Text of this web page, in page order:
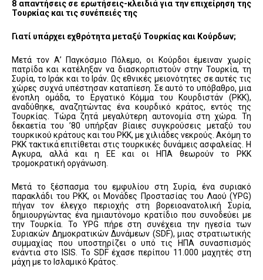
8 απαντήσεις σε ερωτήσεις-κλειδιά για την επιχείρηση της
Τουρκίας και τις συνέπειές της
Γιατί υπάρχει εχθρότητα μεταξύ Τουρκίας και Κούρδων;
Μετά τον Α’ Παγκόσμιο Πόλεμο, οι Κούρδοι έμειναν χωρίς
πατρίδα και κατέληξαν να διασκορπιστούν στην Τουρκία, τη
Συρία, το Ιράκ και το Ιράν. Ως εθνικές μειονότητες σε αυτές τις
χώρες συχνά υπέστησαν καταπίεση. Σε αυτό το υπόβαθρο, μια
ένοπλη ομάδα, το Εργατικό Κόμμα του Κουρδιστάν (PKK),
αναδύθηκε, αναζητώντας ένα κουρδικό κράτος, εντός της
Τουρκίας. Τώρα ζητά μεγαλύτερη αυτονομία στη χώρα. Τη
δεκαετία του ’80 υπήρξαν βίαιες συγκρούσεις μεταξύ του
τουρκικού κράτους και του PKK, με χιλιάδες νεκρούς. Ακόμη το
PKK τακτικά επιτίθεται στις τουρκικές δυνάμεις ασφαλείας. Η
Αγκυρα, αλλά και η ΕΕ και οι ΗΠΑ θεωρούν το PKK
τρομοκρατική οργάνωση.
Μετά το ξέσπασμα του εμφυλίου στη Συρία, ένα συριακό
παρακλάδι του PKK, οι Μονάδες Προστασίας του Λαού (YPG)
πήγαν τον έλεγχο περιοχής στη βορειοανατολική Συρία,
δημιουργώντας ένα ημιαυτόνομο κρατίδιο που συνοδεύει με
την Τουρκία. Το YPG πήρε στη συνέχεια την ηγεσία των
Συριακών Δημοκρατικών Δυνάμεων (SDF), μιας στρατιωτικής
συμμαχίας που υποστηρίζει ο υπό τις ΗΠΑ συνασπισμός
ενάντια στο ISIS. Το SDF έχασε περίπου 11.000 μαχητές στη
μάχη με το Ισλαμικό Κράτος.